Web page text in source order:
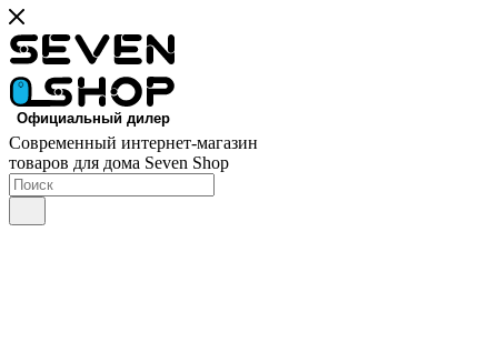
Современный интернет-магазин
товаров для дома Seven Shop